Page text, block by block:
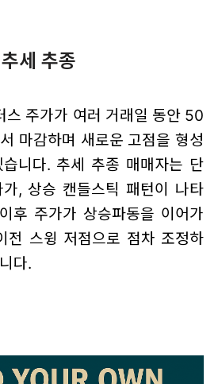
세 추종
스 주가가 여러 거래일 동안 50
마감하며 새로운 고점을 형성
니다. 추세 추종 매매자는 단
, 상승 캔들스틱 패턴이 나타
후 주가가 상승파동을 이어가
전 스윙 저점으로 점차 조정하
다.